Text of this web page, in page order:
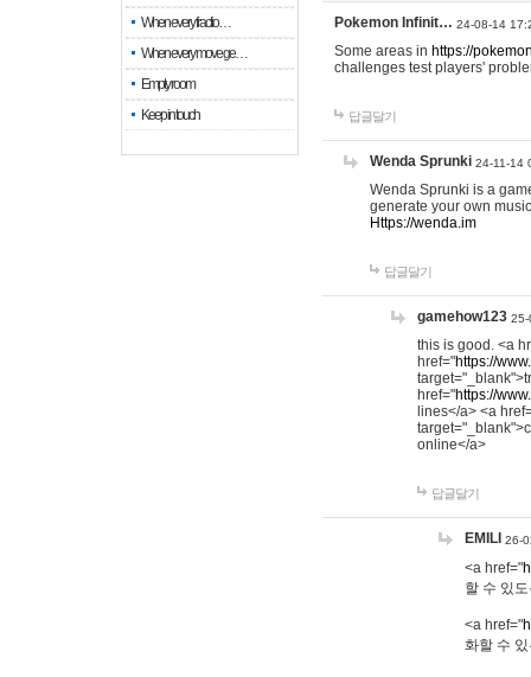
When every fractio…
When every move ge…
Empty room
Keep in touch
Pokemon Infinit… 24-08-14
Some areas in https://
challenges test players'
답글달기
Wenda Sprunki 24-11-14
Wenda Sprunki is a
generate your own
Https://wenda.im
답글달기
gamehow123 25-
this is good. <a
href="https://
href="https://
lines</a> <a
online</a>
답글달기
EMILI 26-
<a href="
할 수 있
<a href="
화할 수